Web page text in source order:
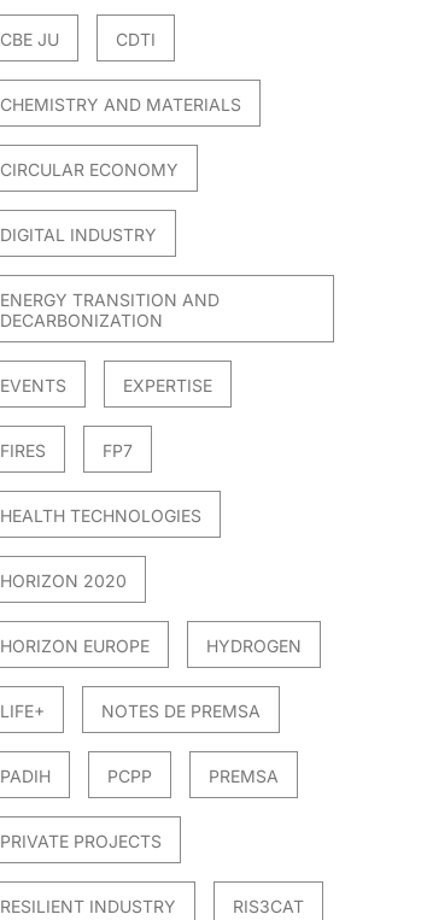
CBE JU CDTI
CHEMISTRY AND MATERIALS
CIRCULAR ECONOMY
DIGITAL INDUSTRY
ENERGY TRANSITION AND
DECARBONIZATION
EVENTS EXPERTISE
FIRES FP7
HEALTH TECHNOLOGIES
HORIZON 2020
HORIZON EUROPE HYDROGEN
LIFE+ NOTES DE PREMSA
PADIH PCPP PREMSA
PRIVATE PROJECTS
RESILIENT INDUSTRY RIS3CAT